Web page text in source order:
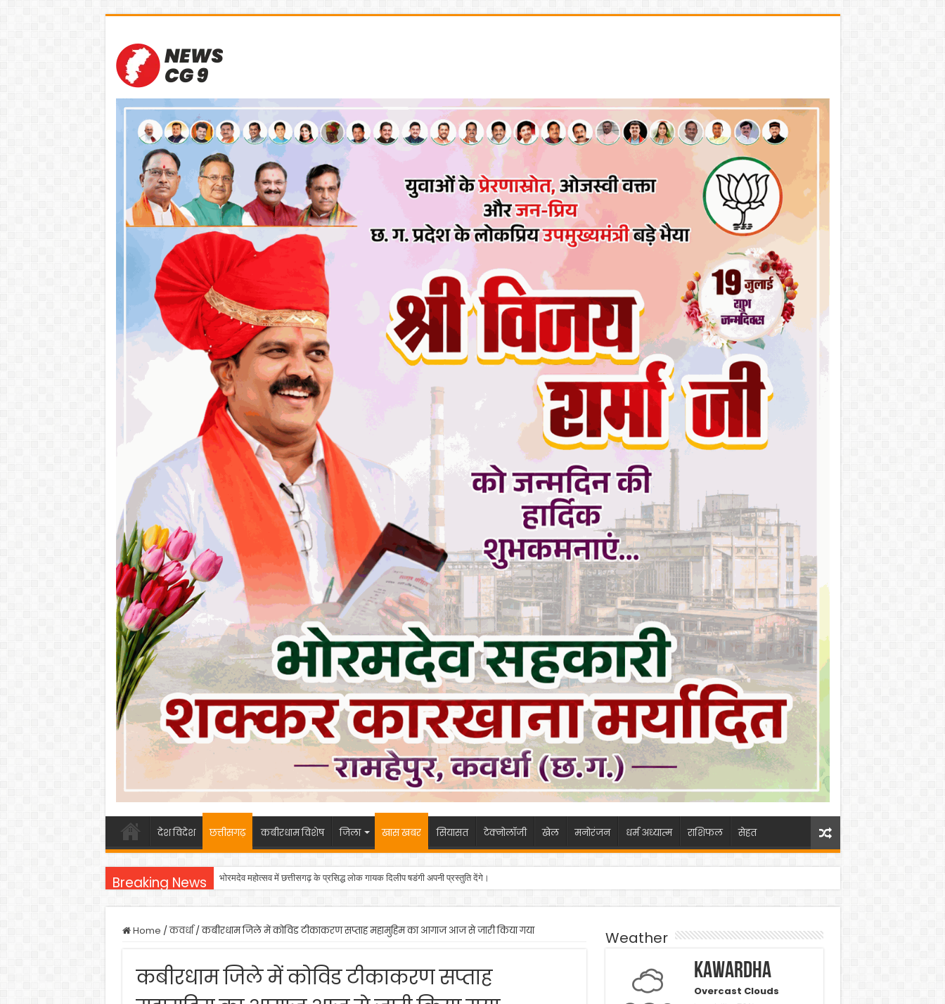
देश विदेश छत्तीसगढ़ कबीरधाम विशेष जिला खास खबर सियासत टेक्नोलॉजी खेल मनोरंजन धर्म अध्यात्म राशिफल सेहत
Breaking News भोरमदेव महोत्सव में छत्तीसगढ़ के प्रसिद्ध लोक गायक दिलीप षडंगी अपनी प्रस्तुति देंगे।
Home /कवर्धा/कबीरधाम जिले में कोविड टीकाकरण सप्ताह महामुहिम का आगाज आज से जारी किया गया
कबीरधाम जिले में कोविड टीकाकरण सप्ताह
Weather
Kawardha
Overcast Clouds